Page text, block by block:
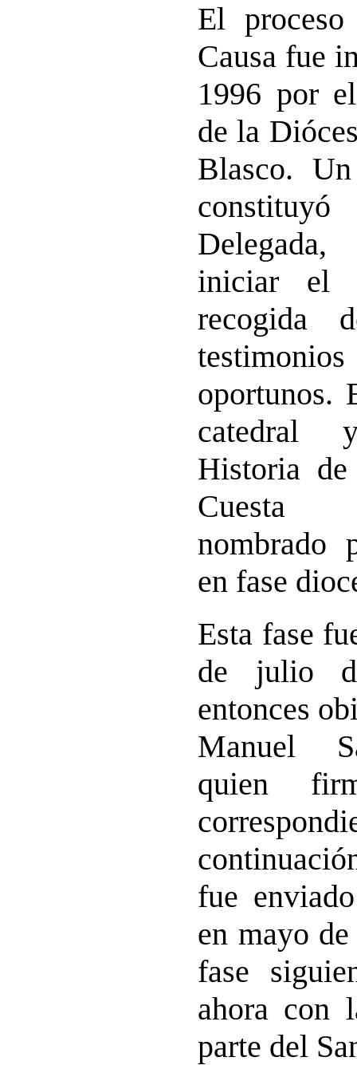
El
Causa fue
1996 por
de la
Blasco.
iniciar el
recogida
oportunos.
catedral
Historia
Cuesta
nombrado
en fase
Esta fase
de julio
entonces
Manuel
quien
fue
en mayo
fase
ahora con
parte del